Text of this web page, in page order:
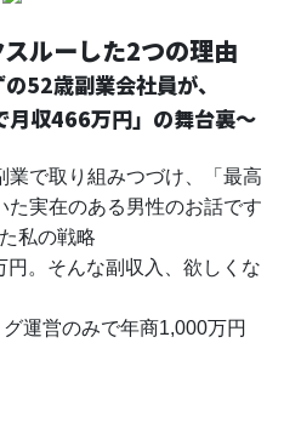
ルーした2つの理由
52歳副業会社員が、
月収466万円」の舞台裏〜
業で取り組みつづけ、「最高
た実在のある男性のお話です
私の戦略
。そんな副収入、欲しくな
運営のみで年商1,000万円